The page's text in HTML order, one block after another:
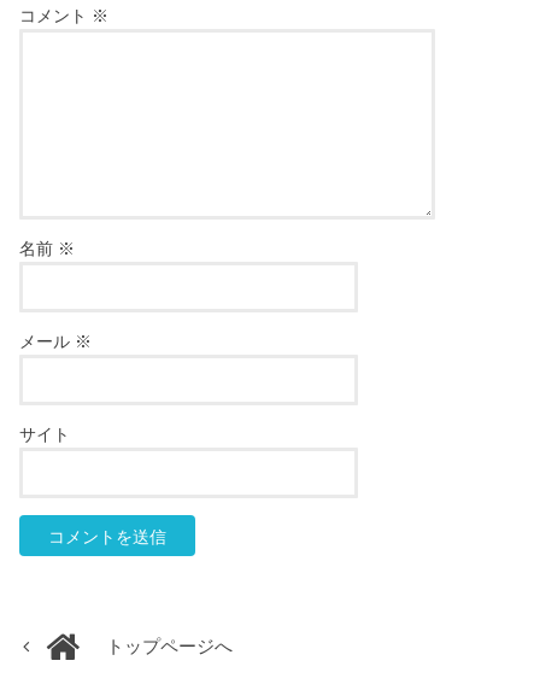
コメント ※
名前 ※
メール ※
サイト
トップページへ